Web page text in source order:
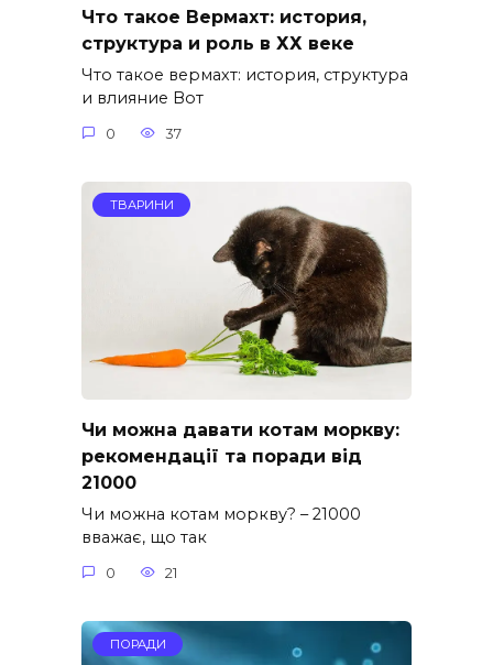
Что такое Вермахт: история,
структура и роль в ХХ веке
Что такое вермахт: история, структура
и влияние Вот
0 37
ТВАРИНИ
Чи можна давати котам моркву:
рекомендації та поради від
21000
Чи можна котам моркву? – 21000
вважає, що так
0 21
ПОРАДИ